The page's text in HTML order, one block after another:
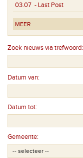
03.07 - Last Post
MEER
Zoek nieuws via trefwoord:
Datum van:
Datum tot:
Gemeente: